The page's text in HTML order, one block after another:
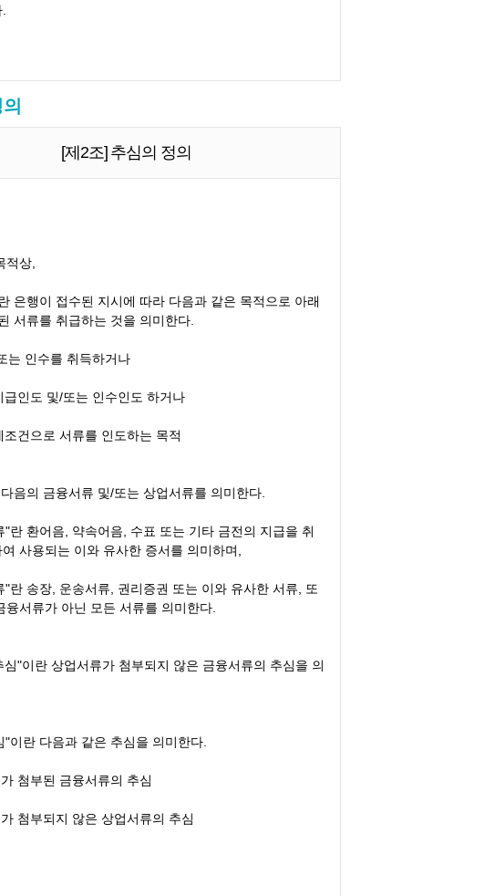
[제2조] 추심의 정의
적상,
은행이 접수된 지시에 따라 다음과 같은 목적으로 아래
서류를 취급하는 것을 의미한다.
는 인수를 취득하거나
급인도 및/또는 인수인도 하거나
조건으로 서류를 인도하는 목적
음의 금융서류 및/또는 상업서류를 의미한다.
"란 환어음, 약속어음, 수표 또는 기타 금전의 지급을 취
사용되는 이와 유사한 증서를 의미하며,
"란 송장, 운송서류, 권리증권 또는 이와 유사한 서류, 또
융서류가 아닌 모든 서류를 의미한다.
심"이란 상업서류가 첨부되지 않은 금융서류의 추심을 의
"이란 다음과 같은 추심을 의미한다.
첨부된 금융서류의 추심
첨부되지 않은 상업서류의 추심